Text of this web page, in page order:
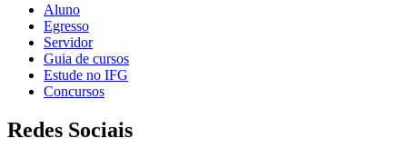
Aluno
Egresso
Servidor
Guia de cursos
Estude no IFG
Concursos
Redes Sociais